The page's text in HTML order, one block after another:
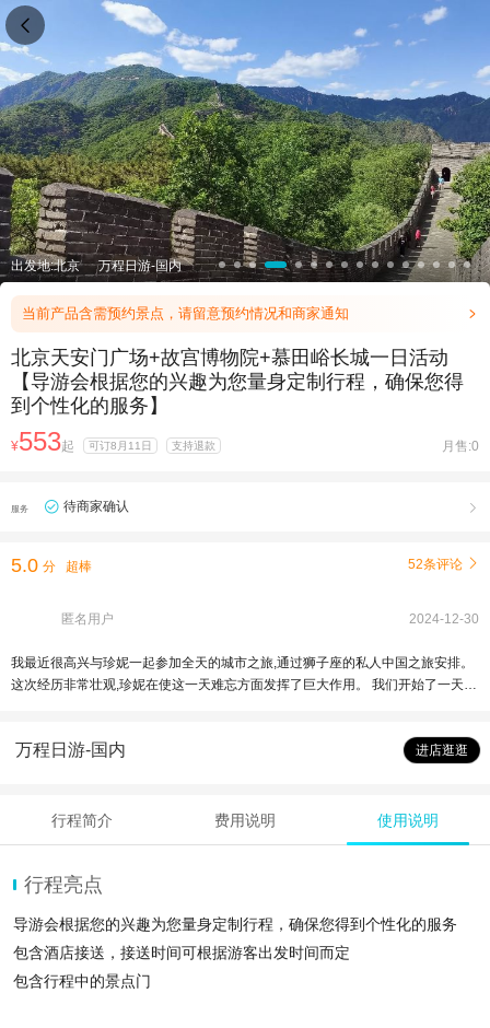
出发地:北京 万程日游-国内
当前产品含需预约景点，请留意预约情况和商家通知 
北京天安门广场+故宫博物院+慕田峪长城一日活动
【导游会根据您的兴趣为您量身定制行程，确保您得
到个性化的服务】
¥553起 可订8月11日 支持退款 月售:0
服务 待商家确认 
5.0 分 超棒 52条评论 
匿名用户 2024-12-30
我最近很高兴与珍妮一起参加全天的城市之旅,通过狮子座的私人中国之旅安排。
这次经历非常壮观,珍妮在使这一天难忘方面发挥了巨大作用。 我们开始了一天的
藏的细节,并讲述了关于皇帝及其生活的迷人故事。然后我们去了长城的慕田段,景
万程日游-国内 进店逛逛
行程简介 费用说明 使用说明
行程亮点
导游会根据您的兴趣为您量身定制行程，确保您得到个性化的服务
包含酒店接送，接送时间可根据游客出发时间而定
包含行程中的景点门
